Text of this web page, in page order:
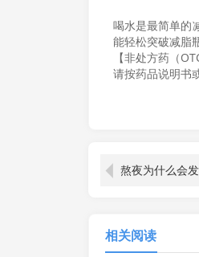
喝水是最简单的
能轻松突破减脂
【非处方药（
请按药品说明书
相关阅读